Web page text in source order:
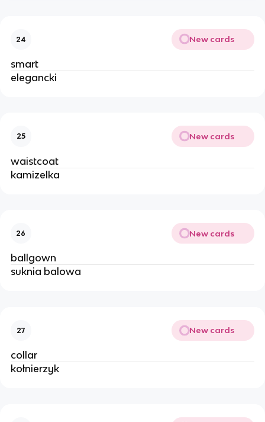
24 New cards
smart
elegancki
25 New cards
waistcoat
kamizelka
26 New cards
ballgown
suknia balowa
27 New cards
collar
kołnierzyk